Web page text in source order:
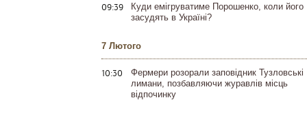
09:39
Куди емігруватиме Порошенко, коли його
засудять в Україні?
7 Лютого
10:30
Фермери розорали заповідник Тузловські
лимани, позбавляючи журавлів місць
відпочинку